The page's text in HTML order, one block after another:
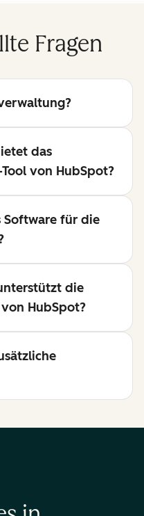
Fragen
das
von HubSpot?
Software für die
die
HubSpot?